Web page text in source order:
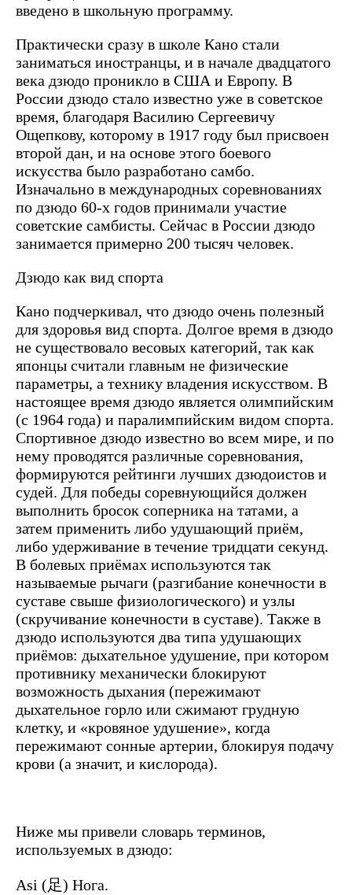
введено в школьную программу.
Практически сразу в школе Кано стали
заниматься иностранцы, и в начале двадцатого
века дзюдо проникло в США и Европу. В
России дзюдо стало известно уже в советское
время, благодаря Василию Сергеевичу
Ощепкову, которому в 1917 году был присвоен
второй дан, и на основе этого боевого
искусства было разработано самбо.
Изначально в международных соревнованиях
по дзюдо 60-х годов принимали участие
советские самбисты. Сейчас в России дзюдо
занимается примерно 200 тысяч человек.
Дзюдо как вид спорта
Кано подчеркивал, что дзюдо очень полезный
для здоровья вид спорта. Долгое время в дзюдо
не существовало весовых категорий, так как
японцы считали главным не физические
параметры, а технику владения искусством. В
настоящее время дзюдо является олимпийским
(с 1964 года) и паралимпийским видом спорта.
Спортивное дзюдо известно во всем мире, и по
нему проводятся различные соревнования,
формируются рейтинги лучших дзюдоистов и
судей. Для победы соревнующийся должен
выполнить бросок соперника на татами, а
затем применить либо удушающий приём,
либо удерживание в течение тридцати секунд.
В болевых приёмах используются так
называемые рычаги (разгибание конечности в
суставе свыше физиологического) и узлы
(скручивание конечности в суставе). Также в
дзюдо используются два типа удушающих
приёмов: дыхательное удушение, при котором
противнику механически блокируют
возможность дыхания (пережимают
дыхательное горло или сжимают грудную
клетку, и «кровяное удушение», когда
пережимают сонные артерии, блокируя подачу
крови (а значит, и кислорода).
Ниже мы привели словарь терминов,
используемых в дзюдо:
Asi (足) Нога.